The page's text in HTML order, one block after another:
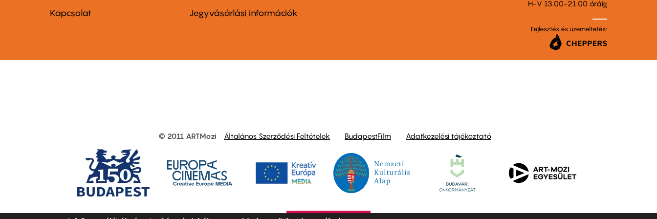
menu
Kapcsolat
menu
Jegyvásárlási információk
H-V 13.00-21.00 óráig
Fejlesztés és üzemeltetés:
other
© 2011 ARTMozi Általános Szerződési Feltételek BudapestFilm Adatkezelési tájékoztató